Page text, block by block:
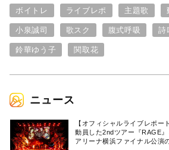
ボイトレ ライブレポ 主題歌
小泉誠司 歌スク 腹式呼吸 詩
鈴華ゆう子 関取花
ニュース
【オフィシャルライブレポー
動員した2ndツアー『RAGE
アリーナ横浜ファイナル公演